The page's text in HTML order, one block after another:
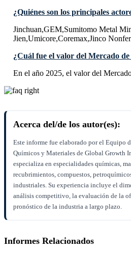
¿Quiénes son los principales
Jinchuan,GEM,Sumitomo Metal
Jien,Umicore,Coremax,Jinco
¿Cuál fue el valor del Mercado
En el año 2025, el valor del
Acerca del/de los autor(es):
Este informe fue elaborado por el Equipo
Químicos y Materiales de Global Growth
especializa en especialidades químicas,
recubrimientos, compuestos,
industriales. Su experiencia incluye el
análisis competitivo, la evaluación de la
pronóstico de la industria a largo plazo.
Informes Relacionados